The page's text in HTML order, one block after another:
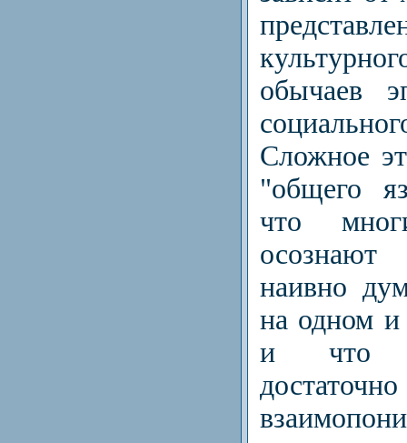
обычаев
Сложное
"общего
что
наивно
на одном
и что